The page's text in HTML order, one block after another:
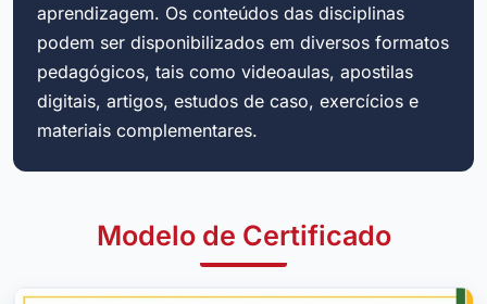
aprendizagem. Os conteúdos das disciplinas
podem ser disponibilizados em diversos formatos
pedagógicos, tais como videoaulas, apostilas
digitais, artigos, estudos de caso, exercícios e
materiais complementares.
Modelo de Certificado